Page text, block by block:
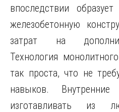
впоследствии
железобетонную
затрат на
Технология
так проста, что не
навыков.
изготавливать из